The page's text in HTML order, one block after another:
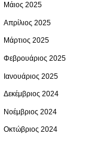
Μάιος 2025
Απρίλιος 2025
Μάρτιος 2025
Φεβρουάριος 2025
Ιανουάριος 2025
Δεκέμβριος 2024
Νοέμβριος 2024
Οκτώβριος 2024